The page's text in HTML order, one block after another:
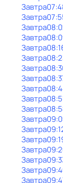
Завтра
Завтра
Завтра
Завтра
Завтра
Завтра
Завтра
Завтра
Завтра
Завтра
Завтра
Завтра
Завтра
Завтра
Завтра
Завтра
Завтра
Завтра